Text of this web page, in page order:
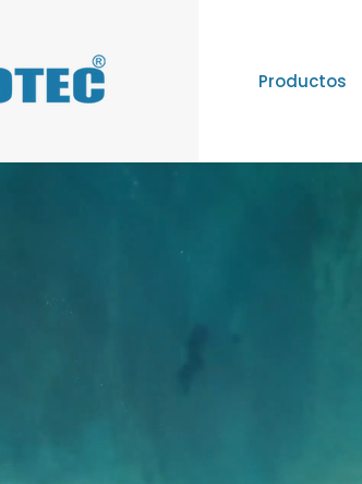
Productos